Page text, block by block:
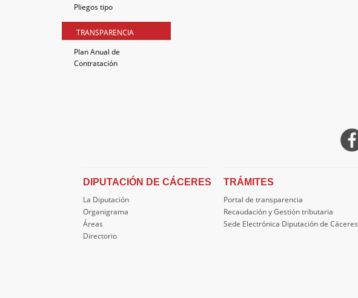
Pliegos tipo
TRANSPARENCIA
Plan Anual de
Contratación
DIPUTACIÓN DE CÁCERES
La Diputación
Organigrama
Áreas
Directorio
TRÁMITES
Portal de transparencia
Recaudación y Gestión tributaria
Sede Electrónica Diputación de Cáceres